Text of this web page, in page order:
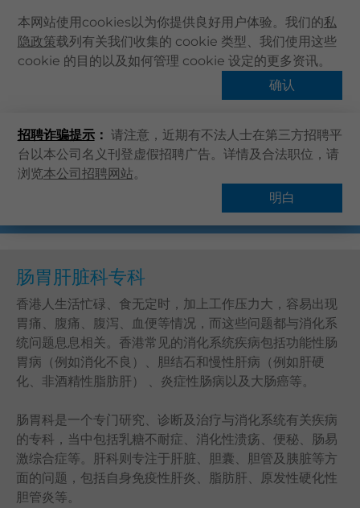
本网站使用cookies以为你提供良好用户体验。我们的私
隐政策载列有关我们收集的 cookie 类型、我们使用这些
cookie 的目的以及如何管理 cookie 设定的更多资讯。
确认
招聘诈骗提示： 请注意，近期有不法人士在第三方招聘平
台以本公司名义刊登虚假招聘广告。详情及合法职位，请
浏览本公司招聘网站。
明白
主页
卓健服务
卓健手机App
联络我们
搜寻医疗服务
登记 / 登入
立即预约
语言
卓健eShop
主页 卓健服务 專科 肠胃肝脏科专科
肠胃肝脏科专科
香港人生活忙碌、食无定时，加上工作压力大，容易出现
胃痛、腹痛、腹泻、血便等情况，而这些问题都与消化系
统问题息息相关。香港常见的消化系统疾病包括功能性肠
胃病（例如消化不良）、胆结石和慢性肝病（例如肝硬
化、非酒精性脂肪肝） 、炎症性肠病以及大肠癌等。
肠胃科是一个专门研究、诊断及治疗与消化系统有关疾病
的专科，当中包括乳糖不耐症、消化性溃疡、便秘、肠易
激综合症等。肝科则专注于肝脏、胆囊、胆管及胰脏等方
面的问题，包括自身免疫性肝炎、脂肪肝、原发性硬化性
胆管炎等。